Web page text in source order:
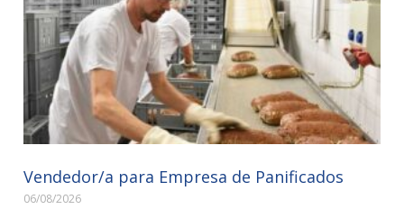
Vendedor/a para Empresa de Panificados
06/08/2026